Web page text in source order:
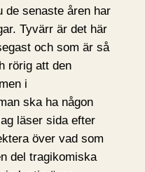
de senaste åren har
Tyvärr är det här
och som är så
rörig att den
i
ska ha någon
läser sida efter
över vad som
del tragikomiska